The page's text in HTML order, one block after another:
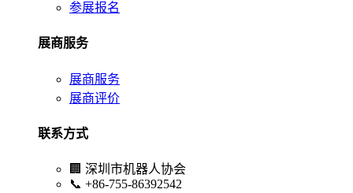
参展报名
展商服务
展商服务
展商评价
联系方式
🏢 深圳市机器人协会
📞 +86-755-86392542